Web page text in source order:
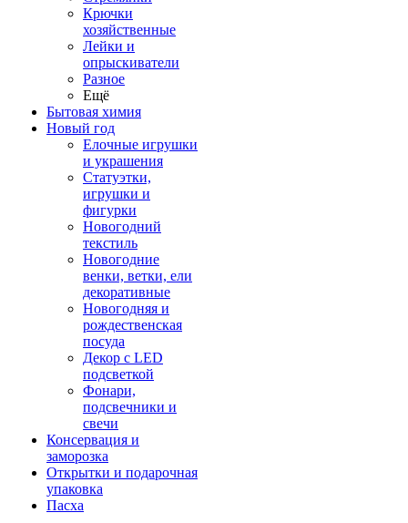
Крючки
хозяйственные
Лейки и
опрыскиватели
Разное
Ещё
Бытовая химия
Новый год
Елочные игрушки
и украшения
Статуэтки,
игрушки и
фигурки
Новогодний
текстиль
Новогодние
венки, ветки, ели
декоративные
Новогодняя и
рождественская
посуда
Декор с LED
подсветкой
Фонари,
подсвечники и
свечи
Консервация и
заморозка
Открытки и подарочная
упаковка
Пасха